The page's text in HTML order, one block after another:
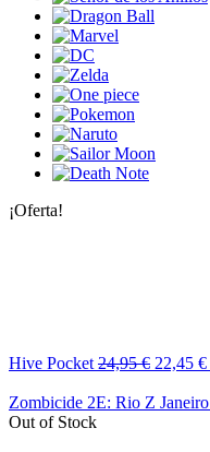
¡Oferta!
Hive Pocket 24,95€ 22,45 €
Zombicide 2E: Rio Z Janeiro
Out of Stock